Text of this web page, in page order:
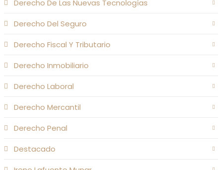
Derecho De Las Nuevas Tecnologías
Derecho Del Seguro
Derecho Fiscal Y Tributario
Derecho Inmobiliario
Derecho Laboral
Derecho Mercantil
Derecho Penal
Destacado